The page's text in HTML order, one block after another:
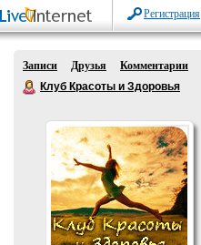
Регистрация
Записи Друзья
Комментарии
Клуб Красоты и Здоровья